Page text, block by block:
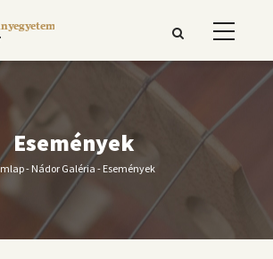
Események
Morzsa
- Nádor Galéria - Események